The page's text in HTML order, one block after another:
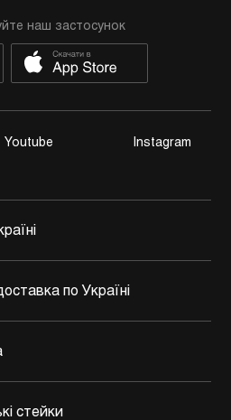
наш застосунок
Youtube Instagram
по Україні
стейки